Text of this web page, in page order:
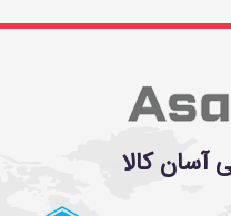
آسان کالا